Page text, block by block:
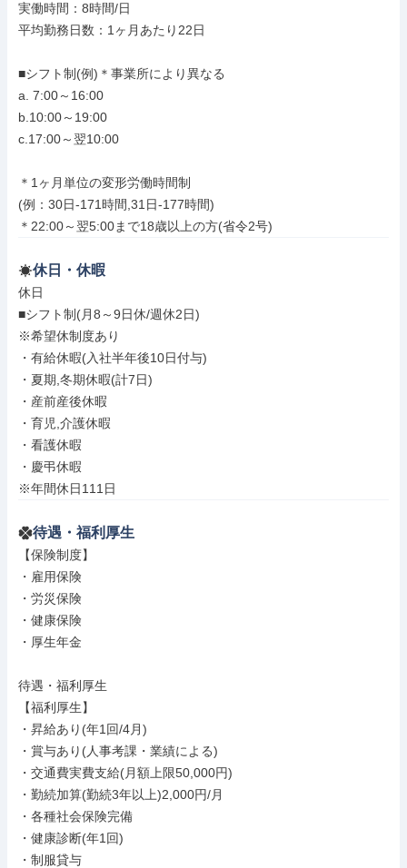
実働時間：8時間/日
平均勤務日数：1ヶ月あたり22日
■シフト制(例)＊事業所により異なる
a. 7:00～16:00
b.10:00～19:00
c.17:00～翌10:00
＊1ヶ月単位の変形労働時間制
(例：30日-171時間,31日-177時間)
＊22:00～翌5:00まで18歳以上の方(省令2号)
休日・休暇
休日
■シフト制(月8～9日休/週休2日)
※希望休制度あり
・有給休暇(入社半年後10日付与)
・夏期,冬期休暇(計7日)
・産前産後休暇
・育児,介護休暇
・看護休暇
・慶弔休暇
※年間休日111日
待遇・福利厚生
【保険制度】
・雇用保険
・労災保険
・健康保険
・厚生年金
待遇・福利厚生
【福利厚生】
・昇給あり(年1回/4月)
・賞与あり(人事考課・業績による)
・交通費実費支給(月額上限50,000円)
・勤続加算(勤続3年以上)2,000円/月
・各種社会保険完備
・健康診断(年1回)
・制服貸与